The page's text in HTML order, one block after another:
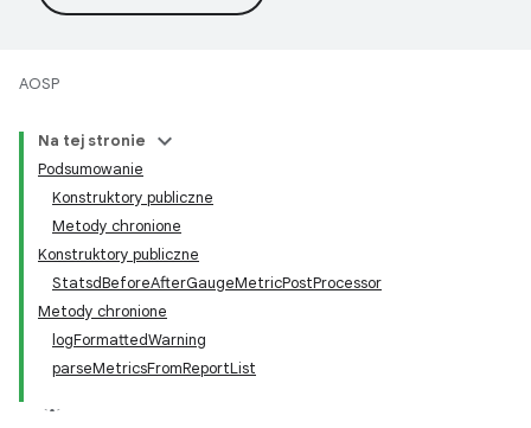
AOSP
Na tej stronie
Podsumowanie
Konstruktory publiczne
Metody chronione
Konstruktory publiczne
StatsdBeforeAfterGaugeMetricPostProcessor
Metody chronione
logFormattedWarning
parseMetricsFromReportList